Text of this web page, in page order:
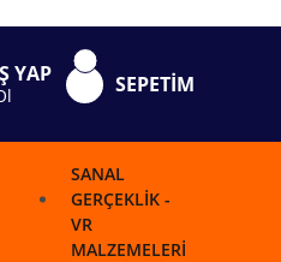
YAP SEPETİM
SANAL
GERÇEKLIK -
VR
MALZEMELERI